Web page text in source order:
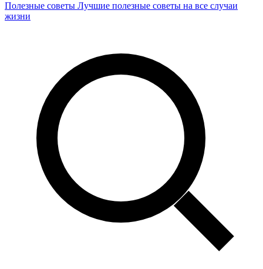
Полезные советы Лучшие полезные советы на все случаи
жизни